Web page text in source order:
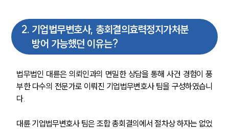
2. 기업법무변호사, 총회결의효력정지가처분
방어 가능했던 이유는?
법무법인 대륜은 의뢰인과의 면밀한 상담을 통해 사건 경험이 풍
부한 다수의 전문가로 이뤄진 기업법무변호사 팀을 구성하였습니
다.
대륜 기업법무변호사 팀은 조합 총회결의에서 절차상 하자는 없었